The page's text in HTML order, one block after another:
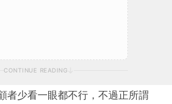
CONTINUE READING
者少看一眼都不行，不過正所謂